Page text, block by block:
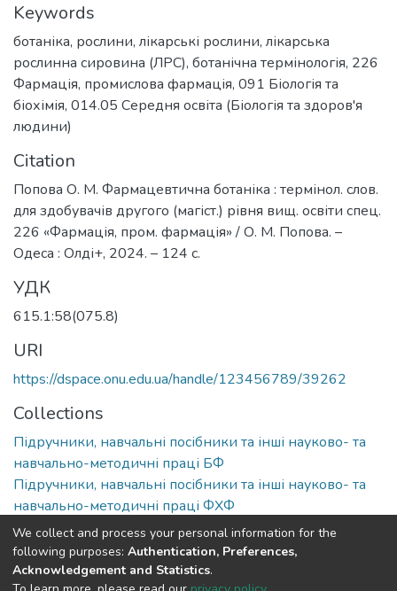
Keywords
ботаніка, рослини, лікарські рослини, лікарська
рослинна сировина (ЛРС), ботанічна термінологія, 226
Фармація, промислова фармація, 091 Біологія та
біохімія, 014.05 Середня освіта (Біологія та здоров'я
людини)
Citation
Попова О. М. Фармацевтична ботаніка : термінол. слов.
для здобувачів другого (магіст.) рівня вищ. освіти спец.
226 «Фармація, пром. фармація» / О. М. Попова. –
Одеса : Олді+, 2024. – 124 с.
УДК
615.1:58(075.8)
URI
https://dspace.onu.edu.ua/handle/123456789/39262
Collections
Підручники, навчальні посібники та інші науково- та
навчально-методичні праці БФ
Підручники, навчальні посібники та інші науково- та
навчально-методичні праці ФХФ
Full item page
We collect and process your personal information for the
following purposes: Authentication, Preferences,
Acknowledgement and Statistics.